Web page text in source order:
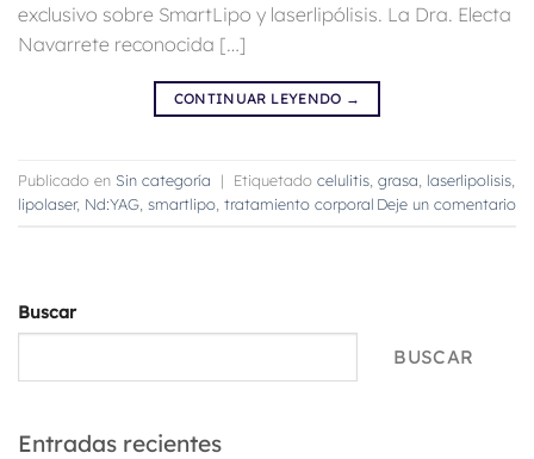
exclusivo sobre SmartLipo y laserlipólisis. La Dra. Electa
Navarrete reconocida […]
CONTINUAR LEYENDO →
Publicado en Sin categoría | Etiquetado celulitis grasa laserlipolisis
lipolaser, Nd:YAG smartlipo tratamiento corporal Deje un comentario
Buscar
BUSCAR
Entradas recientes